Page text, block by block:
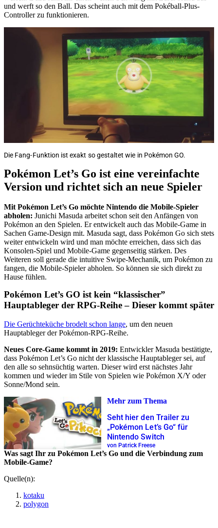
und werft so den Ball. Das scheint auch mit dem Pokéball-Plus-
Controller zu funktionieren.
Die Fang-Funktion ist exakt so gestaltet wie in Pokémon GO.
Pokémon Let’s Go ist eine vereinfachte
Version und richtet sich an neue Spieler
Mit Pokémon Let’s Go möchte Nintendo die Mobile-Spieler
abholen: Junichi Masuda arbeitet schon seit den Anfängen von
Pokémon an den Spielen. Er entwickelt auch das Mobile-Game in
Sachen Game-Design mit. Masuda sagt, dass Pokémon Go sich stets
weiter entwickeln wird und man möchte erreichen, dass sich das
Konsolen-Spiel und Mobile-Game gegenseitig stärken. Des
Weiteren soll gerade die intuitive Swipe-Mechanik, um Pokémon zu
fangen, die Mobile-Spieler abholen. So können sie sich direkt zu
Hause fühlen.
Pokémon Let’s GO ist kein “klassischer”
Hauptableger der RPG-Reihe – Dieser kommt später
Die Gerüchteküche brodelt schon lange, um den neuen
Hauptableger der Pokémon-RPG-Reihe.
Neues Core-Game kommt in 2019: Entwickler Masuda bestätigte,
dass Pokémon Let’s Go nicht der klassische Hauptableger sei, auf
den alle so sehnsüchtig warten. Dieser wird erst nächstes Jahr
kommen und wieder im Stile von Spielen wie Pokémon X/Y oder
Sonne/Mond sein.
Mehr zum Thema
Seht hier den Trailer zu
„Pokémon Let’s Go“ für
Nintendo Switch
von Patrick Freese
Was sagt Ihr zu Pokémon Let’s Go und die Verbindung zum
Mobile-Game?
Quelle(n):
kotaku
polygon